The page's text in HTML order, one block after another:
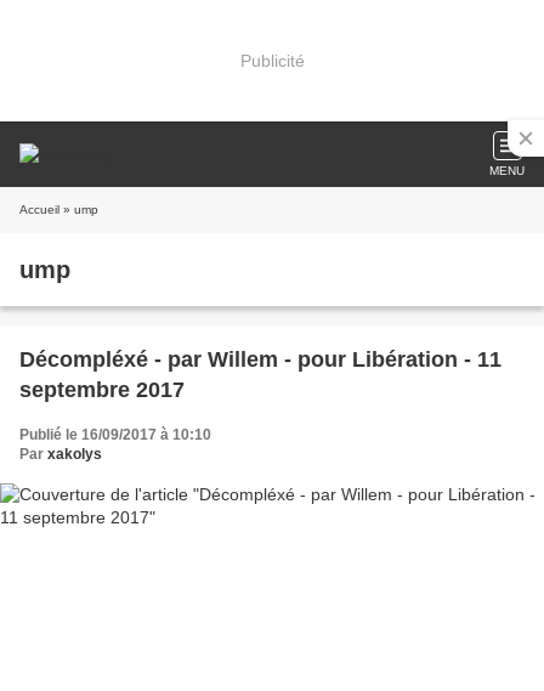
Publicité
MENU
Accueil » ump
ump
Décompléxé - par Willem - pour Libération - 11
septembre 2017
Publié le 16/09/2017 à 10:10
Par xakolys